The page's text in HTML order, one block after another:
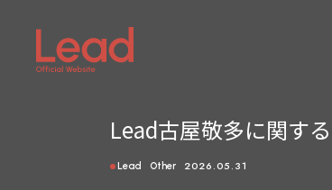
Lead古屋敬多に関す
Lead Other 2026.05.31